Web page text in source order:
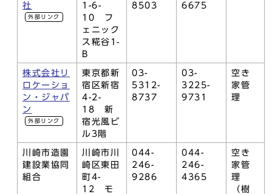
社
外部リンク
1-6-
10 フ
ェニック
ス糀谷1-
B
8503
6675
株式会社リ
ロケーショ
ン・ジャパ
ン
外部リンク
東京都新
宿区新宿
4-2-
18 新
宿光風ビ
ル3階
03-
5312-
8737
03-
3225-
9731
空き
家管
理
川崎市造園
建設業協同
組合
川崎市川
崎区東田
町4-
12 モ
044-
246-
9286
044-
246-
4365
空き
家管
理
（樹